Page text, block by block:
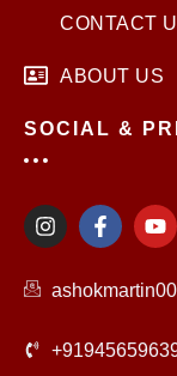
CONTACT
ABOUT US
SOCIAL &
I
n
a
F
a
b
o
k
Y
o
t
u
e